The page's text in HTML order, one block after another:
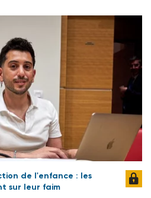
de l'enfance : les
sur leur faim